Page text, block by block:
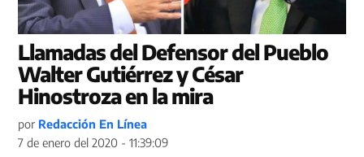
Llamadas del Defensor del Pueblo
Walter Gutiérrez y César
Hinostroza en la mira
por Redacción En Línea
7 de enero del 2020 - 11:39:09